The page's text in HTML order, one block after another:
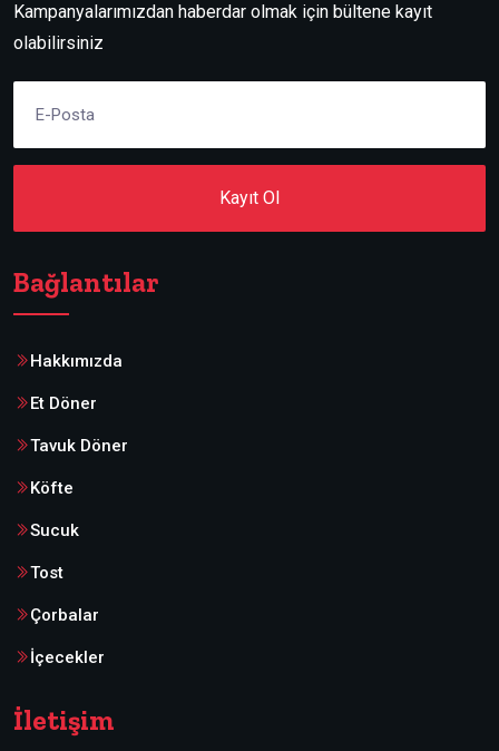
Kampanyalarımızdan haberdar olmak için bültene kayıt
olabilirsiniz
Kayıt Ol
Bağlantılar
Hakkımızda
Et Döner
Tavuk Döner
Köfte
Sucuk
Tost
Çorbalar
İçecekler
İletişim